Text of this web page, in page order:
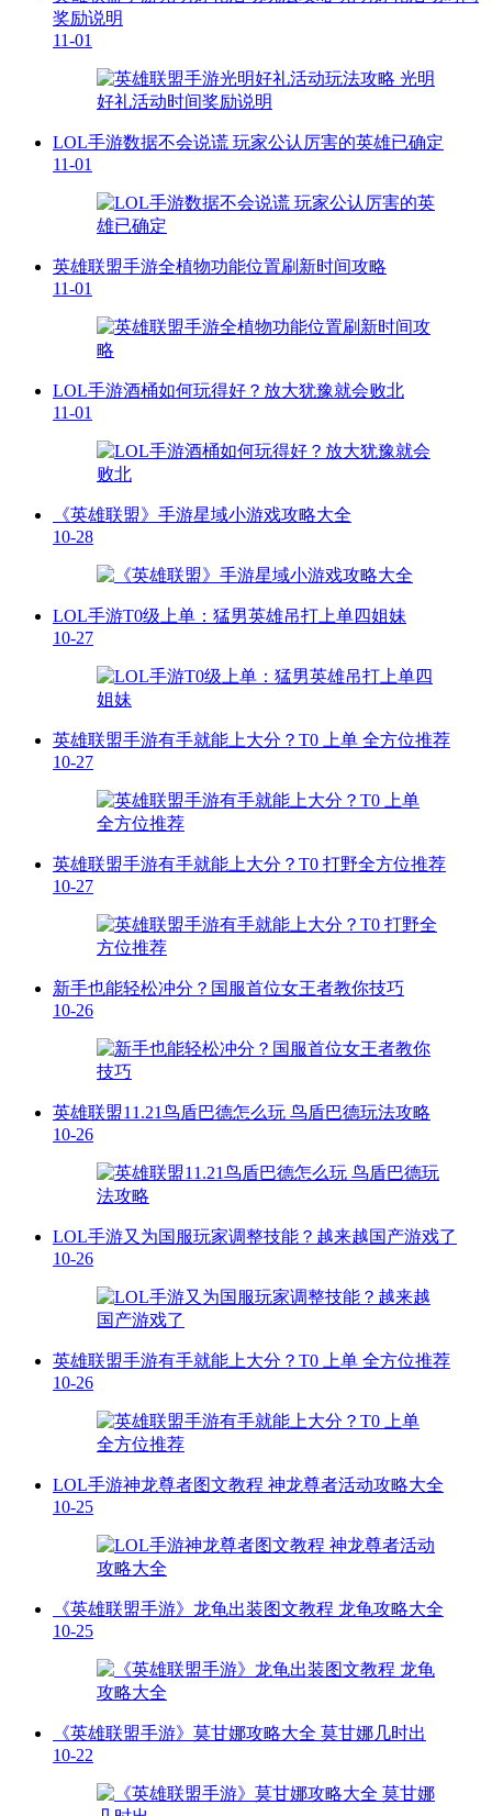
奖励说明
11-01
LOL手游数据不会说谎 玩家公认厉害的英雄已确定
11-01
英雄联盟手游全植物功能位置刷新时间攻略
11-01
LOL手游酒桶如何玩得好？放大犹豫就会败北
11-01
《英雄联盟》手游星域小游戏攻略大全
10-28
LOL手游T0级上单：猛男英雄吊打上单四姐妹
10-27
英雄联盟手游有手就能上大分？T0 上单 全方位推荐
10-27
英雄联盟手游有手就能上大分？T0 打野全方位推荐
10-27
新手也能轻松冲分？国服首位女王者教你技巧
10-26
英雄联盟11.21鸟盾巴德怎么玩 鸟盾巴德玩法攻略
10-26
LOL手游又为国服玩家调整技能？越来越国产游戏了
10-26
英雄联盟手游有手就能上大分？T0 上单 全方位推荐
10-26
LOL手游神龙尊者图文教程 神龙尊者活动攻略大全
10-25
《英雄联盟手游》龙龟出装图文教程 龙龟攻略大全
10-25
《英雄联盟手游》莫甘娜攻略大全 莫甘娜几时出
10-22